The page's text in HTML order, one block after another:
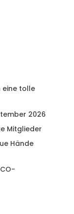
eine tolle
2026
Mitglieder
Hände